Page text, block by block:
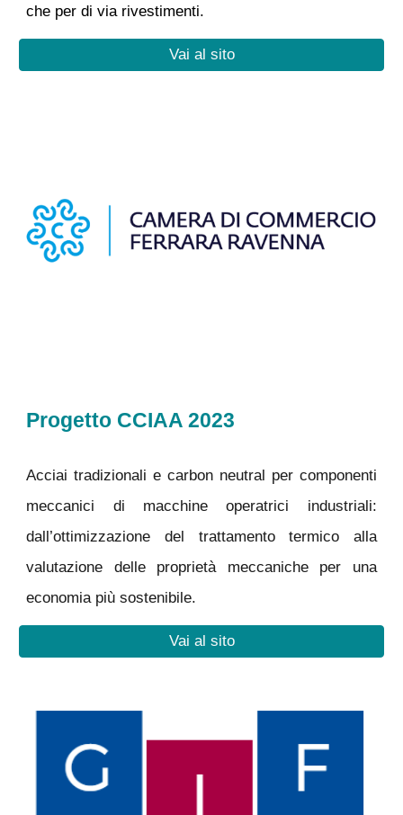
che per di via rivestimenti.
Vai al sito
Progetto CCIAA 2023
Acciai tradizionali e carbon neutral per componenti
meccanici di macchine operatrici industriali:
dall’ottimizzazione del trattamento termico alla
valutazione delle proprietà meccaniche per una
economia più sostenibile.
Vai al sito